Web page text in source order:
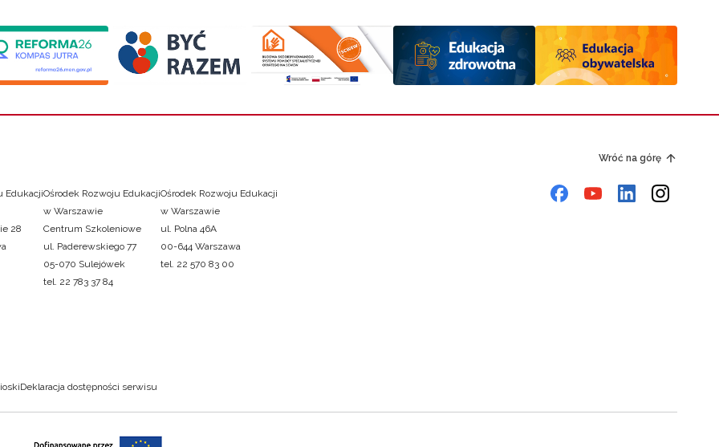
Wróć na górę
Edukacji
28
Ośrodek Rozwoju Edukacji
w Warszawie
Centrum Szkoleniowe
ul. Paderewskiego 77
05-070 Sulejówek
tel. 22 783 37 84
Ośrodek Rozwoju Edukacji
w Warszawie
ul. Polna 46A
00-644 Warszawa
tel. 22 570 83 00
Deklaracja dostępności serwisu